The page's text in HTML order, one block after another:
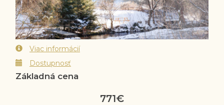
Viac informácií
Dostupnosť
Základná cena
771€